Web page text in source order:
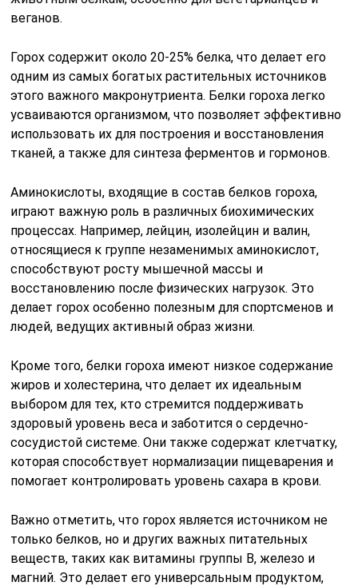
веганов.
Горох содержит около 20-25% белка, что делает его
одним из самых богатых растительных источников
этого важного макронутриента. Белки гороха легко
усваиваются организмом, что позволяет эффективно
использовать их для построения и восстановления
тканей, а также для синтеза ферментов и гормонов.
Аминокислоты, входящие в состав белков гороха,
играют важную роль в различных биохимических
процессах. Например, лейцин, изолейцин и валин,
относящиеся к группе незаменимых аминокислот,
способствуют росту мышечной массы и
восстановлению после физических нагрузок. Это
делает горох особенно полезным для спортсменов и
людей, ведущих активный образ жизни.
Кроме того, белки гороха имеют низкое содержание
жиров и холестерина, что делает их идеальным
выбором для тех, кто стремится поддерживать
здоровый уровень веса и заботится о сердечно-
сосудистой системе. Они также содержат клетчатку,
которая способствует нормализации пищеварения и
помогает контролировать уровень сахара в крови.
Важно отметить, что горох является источником не
только белков, но и других важных питательных
веществ, таких как витамины группы B, железо и
магний. Это делает его универсальным продуктом,